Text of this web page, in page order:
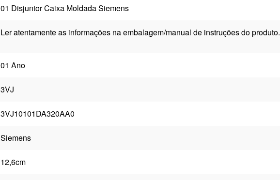
01 Disjuntor Caixa Moldada Siemens
Ler atentamente as informações na embalagem/manual de instruções do produto.
01 Ano
3VJ
3VJ10101DA320AA0
Siemens
12,6cm